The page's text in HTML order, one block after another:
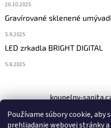
Používame súbory cookie,
prehliadanie webovej stránky
20.10.2025
Gravírované sklenené
5.9.2025
LED zrkadla BRIGHT DIGITAL
5.8.2025
koupelny-